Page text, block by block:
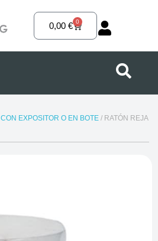
0,00€ 0
Carrito
CON EXPOSITOR O EN BOTE/ RATÓN REJA